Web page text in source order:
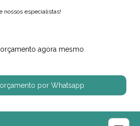
nossos especialistas!
orçamento agora mesmo
orçamento por Whatsapp